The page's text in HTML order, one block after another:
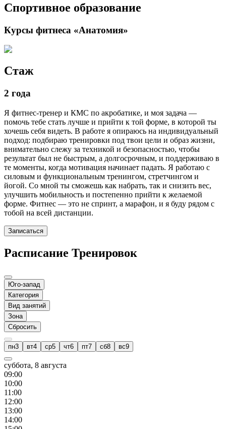
Спортивное образование
Курсы фитнеса «Анатомия»
Стаж
2 года
Я фитнес-тренер и КМС по акробатике, и моя задача —
помочь тебе стать лучше и прийти к той форме, в которой ты
хочешь себя видеть. В работе я опираюсь на индивидуальный
подход: подбираю тренировки под твои цели и образ жизни,
внимательно слежу за техникой и безопасностью, чтобы
результат был не быстрым, а долгосрочным, и поддерживаю в
те моменты, когда мотивация начинает падать. Я работаю с
силовым и функциональным тренингом, стретчингом и
йогой. Со мной ты сможешь как набрать, так и снизить вес,
улучшить мобильность и постепенно прийти к желаемой
форме. Фитнес — это не спринт, а марафон, и я буду рядом с
тобой на всей дистанции.
Записаться
Расписание Тренировок
Юго-запад
Категория
Вид занятий
Зона
Сбросить
пн3 вт4 ср5 чт6 пт7 сб8 вс9
суббота, 8 августа
09:00
10:00
11 :00
12:00
13:00
14:00